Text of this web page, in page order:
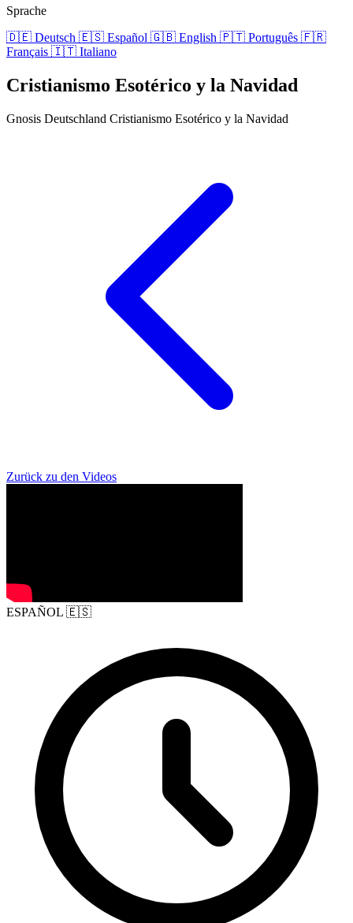
Sprache
🇩🇪 Deutsch 🇪🇸 Español 🇬🇧 English 🇵🇹 Português 🇫🇷
Français 🇮🇹 Italiano
Cristianismo Esotérico y la Navidad
Gnosis Deutschland Cristianismo Esotérico y la Navidad
Zurück zu den Videos
ESPAÑOL 🇪🇸